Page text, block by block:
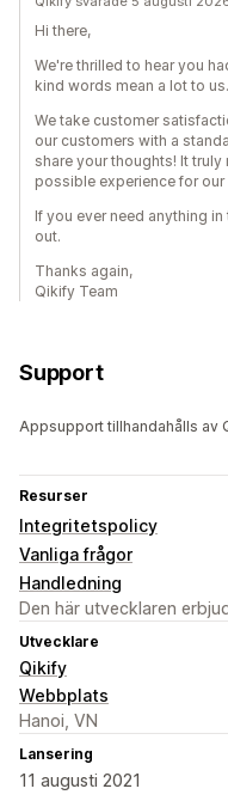
Hi there,
We're thrilled to hear you
kind words mean a lot to us.
We take customer
our customers with a
share your thoughts! It
possible experience for our
If you ever need anything
out.
Thanks again,
Qikify Team
Support
Appsupport tillhandahålls av
Resurser
Integritetspolicy
Vanliga frågor
Handledning
Den här utvecklaren
Utvecklare
Qikify
Webbplats
Hanoi, VN
Lansering
11 augusti 2021